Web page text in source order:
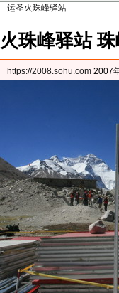
运圣火珠峰驿站
火珠峰驿站
https://2008.sohu.com 2007